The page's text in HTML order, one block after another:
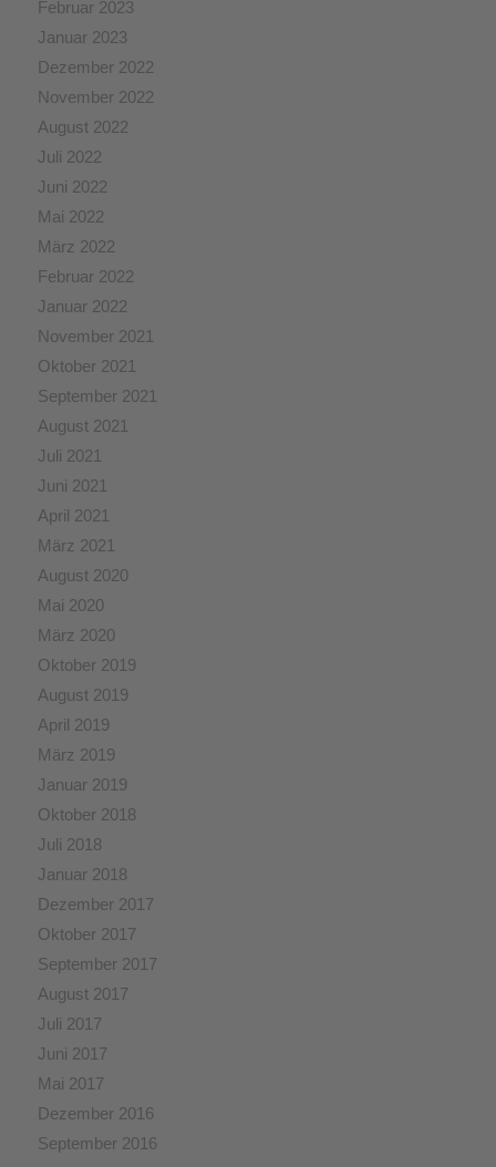
Februar 2023
Januar 2023
Dezember 2022
November 2022
August 2022
Juli 2022
Juni 2022
Mai 2022
März 2022
Februar 2022
Januar 2022
November 2021
Oktober 2021
September 2021
August 2021
Juli 2021
Juni 2021
April 2021
März 2021
August 2020
Mai 2020
März 2020
Oktober 2019
August 2019
April 2019
März 2019
Januar 2019
Oktober 2018
Juli 2018
Januar 2018
Dezember 2017
Oktober 2017
September 2017
August 2017
Juli 2017
Juni 2017
Mai 2017
Dezember 2016
September 2016